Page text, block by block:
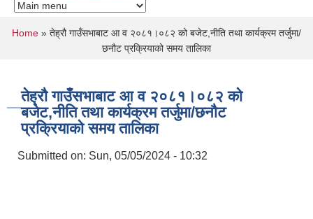
You are here
Home » तेह्रौ गाउँसभाबाट आ व २०८१।०८२ को बजेट,नीति तथा कार्यक्रम तर्जुमा/
छनौट प्रक्रियाको समय तालिका
तेह्रौ गाउँसभाबाट आ व २०८१।०८२ को
बजेट,नीति तथा कार्यक्रम तर्जुमा/छनौट
प्रक्रियाको समय तालिका
Submitted on: Sun, 05/05/2024 - 10:32